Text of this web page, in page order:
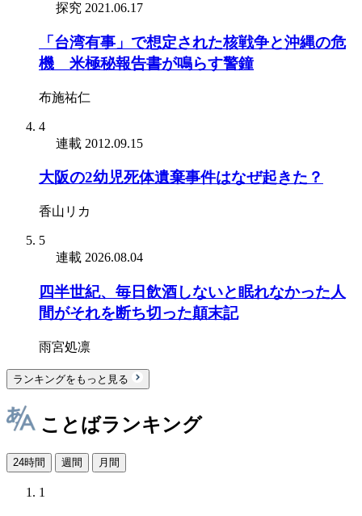
探究 2021.06.17
「台湾有事」で想定された核戦争と沖縄の危
機 米極秘報告書が鳴らす警鐘
布施祐仁
4
連載 2012.09.15
大阪の2幼児死体遺棄事件はなぜ起きた？
香山リカ
5
連載 2026.08.04
四半世紀、毎日飲酒しないと眠れなかった人
間がそれを断ち切った顛末記
雨宮処凛
ランキングをもっと見る
ことばランキング
24時間 週間 月間
1